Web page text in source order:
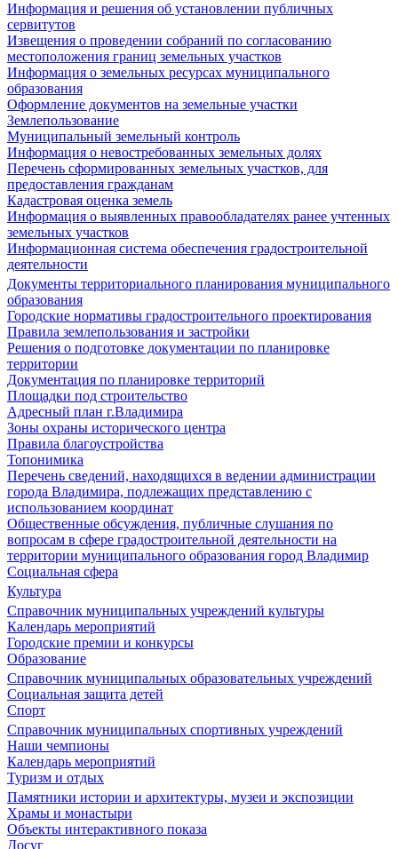
Информация и решения об установлении публичных
сервитутов
Извещения о проведении собраний по согласованию
местоположения границ земельных участков
Информация о земельных ресурсах муниципального
образования
Оформление документов на земельные участки
Землепользование
Муниципальный земельный контроль
Информация о невостребованных земельных долях
Перечень сформированных земельных участков, для
предоставления гражданам
Кадастровая оценка земель
Информация о выявленных правообладателях ранее учтенных
земельных участков
Информационная система обеспечения градостроительной
деятельности
Документы территориального планирования муниципального
образования
Городские нормативы градостроительного проектирования
Правила землепользования и застройки
Решения о подготовке документации по планировке
территории
Документация по планировке территорий
Площадки под строительство
Адресный план г.Владимира
Зоны охраны исторического центра
Правила благоустройства
Топонимика
Перечень сведений, находящихся в ведении администрации
города Владимира, подлежащих представлению с
использованием координат
Общественные обсуждения, публичные слушания по
вопросам в сфере градостроительной деятельности на
территории муниципального образования город Владимир
Социальная сфера
Культура
Справочник муниципальных учреждений культуры
Календарь мероприятий
Городские премии и конкурсы
Образование
Справочник муниципальных образовательных учреждений
Социальная защита детей
Спорт
Справочник муниципальных спортивных учреждений
Наши чемпионы
Календарь мероприятий
Туризм и отдых
Памятники истории и архитектуры, музеи и экспозиции
Храмы и монастыри
Объекты интерактивного показа
Досуг